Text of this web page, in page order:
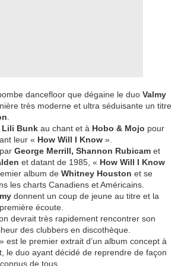
dancefloor que dégaine le duo Valmy
très moderne et ultra séduisante un titre
Lili Bunk au chant et à Hobo & Mojo pour
leur « How Will I Know ».
George Merrill, Shannon Rubicam et
et datant de 1985, « How Will I Know
album de Whitney Houston et se
les charts Canadiens et Américains.
donnent un coup de jeune au titre et la
écoute.
devrait très rapidement rencontrer son
des clubbers en discothèque.
» est le premier extrait d’un album concept à
le duo ayant décidé de reprendre de façon
de tous.